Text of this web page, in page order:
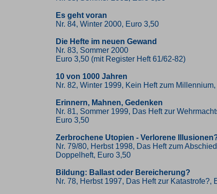
Es geht voran
Nr. 84, Winter 2000, Euro 3,50
Die Hefte im neuen Gewand
Nr. 83, Sommer 2000
Euro 3,50 (mit Register Heft 61/62-82)
10 von 1000 Jahren
Nr. 82, Winter 1999, Kein Heft zum
Erinnern, Mahnen, Gedenken
Nr. 81, Sommer 1999, Das Heft zur
Euro 3,50
Zerbrochene Utopien - Verlorene
Nr. 79/80, Herbst 1998, Das Heft zum
Doppelheft, Euro 3,50
Bildung: Ballast oder Bereicherung?
Nr. 78, Herbst 1997, Das Heft zur Katastrofe?,